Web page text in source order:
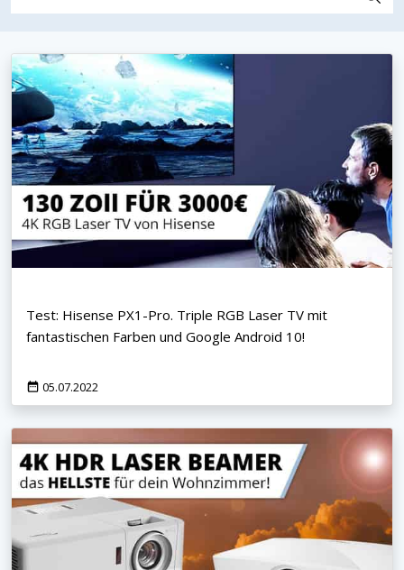
Test: Hisense PX1-Pro. Triple RGB Laser TV mit
fantastischen Farben und Google Android 10!
05.07.2022